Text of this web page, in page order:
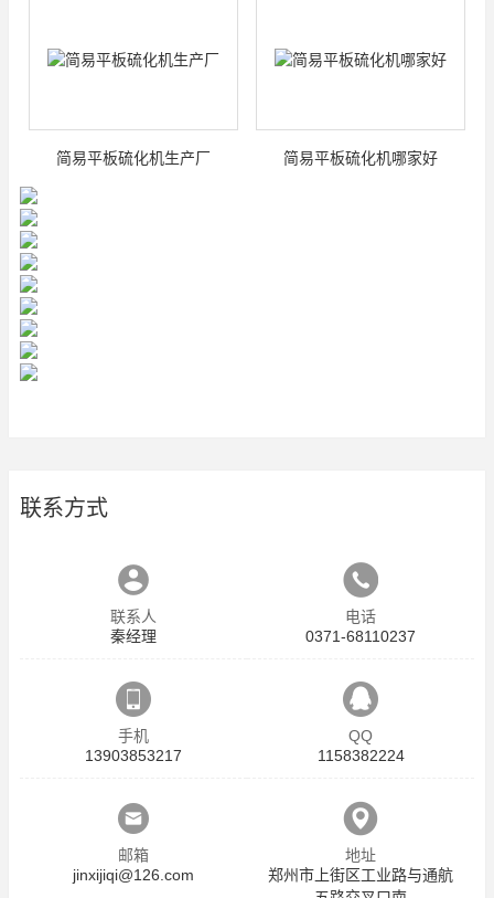
简易平板硫化机生产厂 简易平板硫化机哪家好
联系方式
联系人
秦经理
电话
0371-68110237
手机
13903853217
QQ
1158382224
邮箱
jinxijiqi@126.com
地址
郑州市上街区工业路与通航